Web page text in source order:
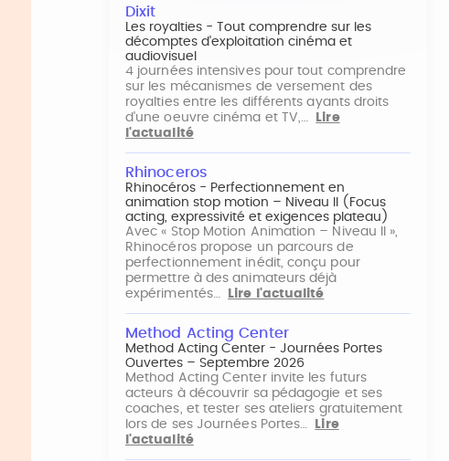
Dixit
Les royalties - Tout comprendre sur les
décomptes d'exploitation cinéma et
audiovisuel
4 journées intensives pour tout comprendre
sur les mécanismes de versement des
royalties entre les différents ayants droits
d'une oeuvre cinéma et TV,…
Lire
l'actualité
Rhinoceros
Rhinocéros - Perfectionnement en
animation stop motion – Niveau II (Focus
acting, expressivité et exigences plateau)
Avec « Stop Motion Animation – Niveau II »,
Rhinocéros propose un parcours de
perfectionnement inédit, conçu pour
permettre à des animateurs déjà
expérimentés…
Lire l'actualité
Method Acting Center
Method Acting Center - Journées Portes
Ouvertes – Septembre 2026
Method Acting Center invite les futurs
acteurs à découvrir sa pédagogie et ses
coaches, et tester ses ateliers gratuitement
lors de ses Journées Portes…
Lire
l'actualité